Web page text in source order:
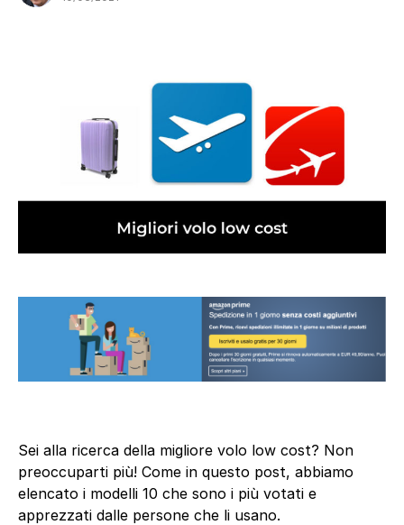
Sei alla ricerca della migliore volo low cost? Non
preoccuparti più! Come in questo post, abbiamo
elencato i modelli 10 che sono i più votati e
apprezzati dalle persone che li usano.